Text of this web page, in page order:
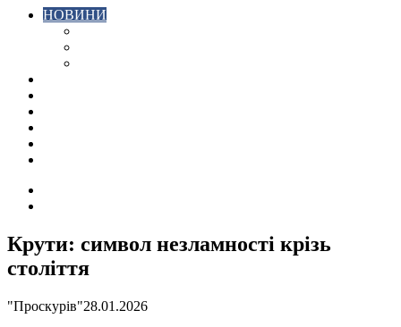
НОВИНИ
Крути: символ незламності крізь
століття
"Проскурів"28.01.2026